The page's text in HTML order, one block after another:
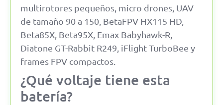
multirotores pequeños, micro drones, UAV
de tamaño 90 a 150, BetaFPV HX115 HD,
Beta85X, Beta95X, Emax Babyhawk-R,
Diatone GT-Rabbit R249, iFlight TurboBee y
frames FPV compactos.
¿Qué voltaje tiene esta
batería?